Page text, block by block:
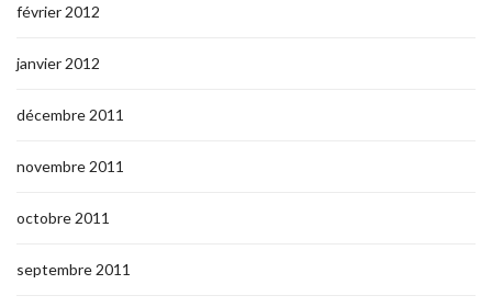
février 2012
janvier 2012
décembre 2011
novembre 2011
octobre 2011
septembre 2011